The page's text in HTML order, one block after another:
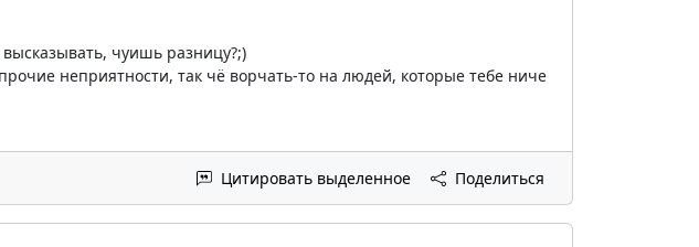
чуишь разницу?;)
неприятности, так чё ворчать-то на людей, которые тебе ниче
Цитировать выделенное Поделиться